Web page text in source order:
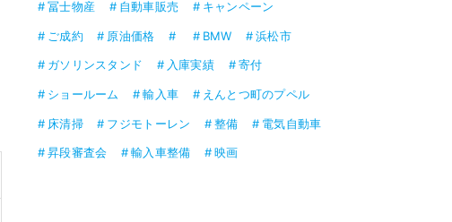
冨士物産 自動車販売 キャンペーン
ご成約 原油価格 BMW 浜松市
ガソリンスタンド 入庫実績 寄付
ショールーム 輸入車 えんとつ町のプペル
床清掃 フジモトーレン 整備 電気自動車
昇段審査会 輸入車整備 映画